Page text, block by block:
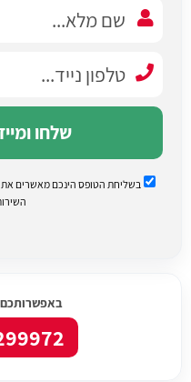
שלחו
בשליחת הטופס הינכם מאשרים את
באפשרותכם